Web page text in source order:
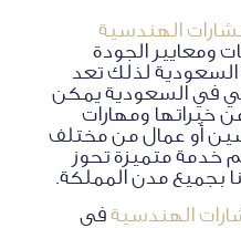
الهندسية
ومعايير الجودة
السعودية لذلك تعد
في السعودية يمكن
خبراتها ومهارات
أو عمال من مختلف
خدمة متميزة تحوز
بجميع مدن المملكة.
الهندسيةفي